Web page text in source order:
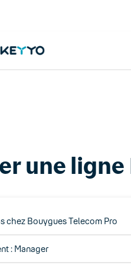
une ligne
chez Bouygues Telecom Pro
: Manager